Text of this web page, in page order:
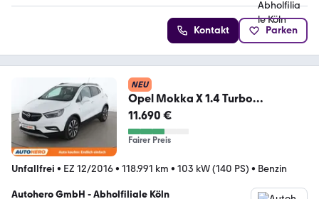
Kontakt Parken
NEU
Opel Mokka X 1.4 Turbo
Innovation Aut.*LED*CAM*PDC*
11.690 €
Fairer Preis
Unfallfrei • EZ 12/2016• 118.991 km • 103 kW (140 PS) • Benzin
Autohero GmbH - Abholfiliale Köln